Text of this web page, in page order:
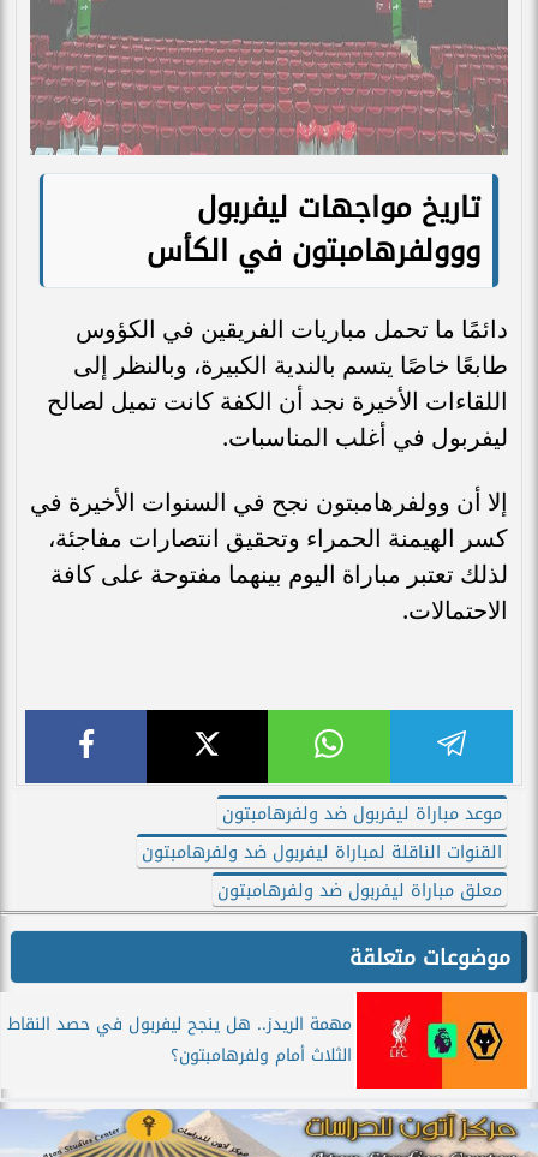
تاريخ مواجهات ليفربول
ووولفرهامبتون في الكأس
دائمًا ما تحمل مباريات الفريقين في الكؤوس
طابعًا خاصًا يتسم بالندية الكبيرة، وبالنظر إلى
اللقاءات الأخيرة نجد أن الكفة كانت تميل لصالح
ليفربول في أغلب المناسبات.
إلا أن وولفرهامبتون نجح في السنوات الأخيرة في
كسر الهيمنة الحمراء وتحقيق انتصارات مفاجئة،
لذلك تعتبر مباراة اليوم بينهما مفتوحة على كافة
الاحتمالات.
موعد مباراة ليفربول ضد ولفرهامبتون
القنوات الناقلة لمباراة ليفربول ضد ولفرهامبتون
معلق مباراة ليفربول ضد ولفرهامبتون
موضوعات متعلقة
مهمة الريدز.. هل ينجح ليفربول في حصد النقاط
الثلاث أمام ولفرهامبتون؟